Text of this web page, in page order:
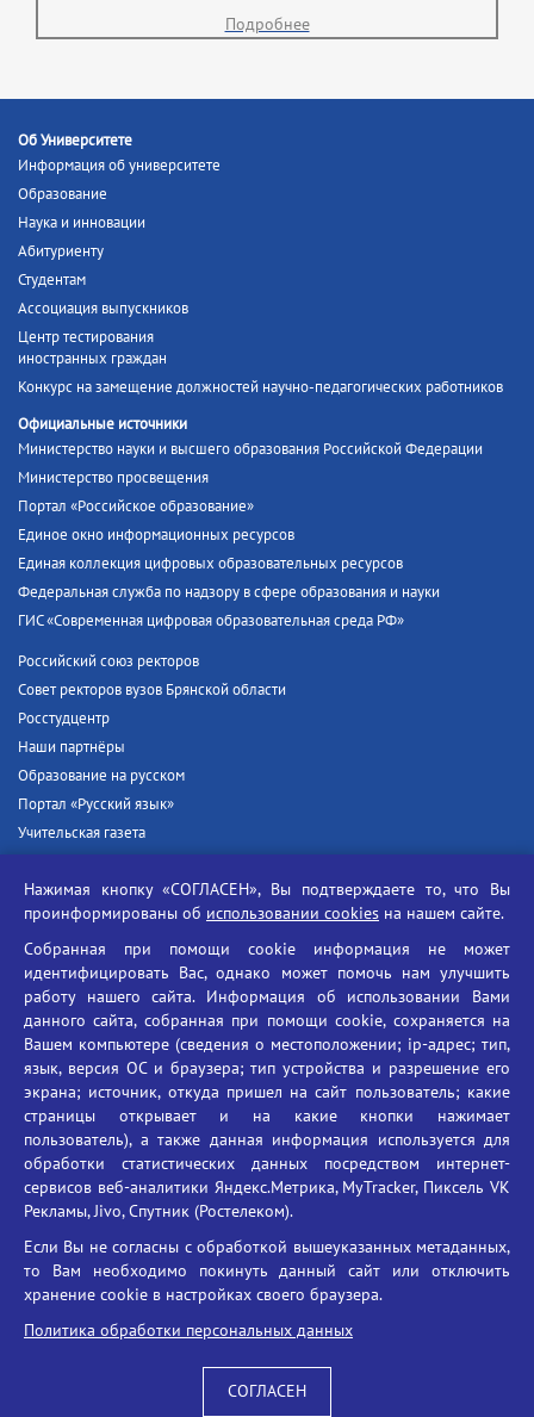
Подробнее
Об Университете
Информация об университете
Образование
Наука и инновации
Абитуриенту
Студентам
Ассоциация выпускников
Центр тестирования
иностранных граждан
Конкурс на замещение должностей научно-педагогических работников
Официальные источники
Министерство науки и высшего образования Российской Федерации
Министерство просвещения
Портал «Российское образование»
Единое окно информационных ресурсов
Единая коллекция цифровых образовательных ресурсов
Федеральная служба по надзору в сфере образования и науки
ГИС «Современная цифровая образовательная среда РФ»
Российский союз ректоров
Совет ректоров вузов Брянской области
Росстудцентр
Наши партнёры
Образование на русском
Портал «Русский язык»
Учительская газета
Единый портал государственных услуг
Противодействие угрозам информационной безопасности
Социальные ролики - Генеральная прокуратура РФ
Противодействие коррупции
БГУ против наркотиков
Брянский государственный университет
имени академика И.Г. Петровского
Время работы: пн-пт 09:00-18:00
E-mail: bryanskgu@mail.ru
Телефон: +7(4832)58-90-85
Вход
Нажимая кнопку «СОГЛАСЕН», Вы подтверждаете то, что Вы
проинформированы об использовании cookies на нашем сайте.
Собранная при помощи cookie информация не может
идентифицировать Вас, однако может помочь нам улучшить
работу нашего сайта. Информация об использовании Вами
данного сайта, собранная при помощи cookie, сохраняется на
Вашем компьютере (сведения о местоположении; ip-адрес; тип,
язык, версия ОС и браузера; тип устройства и разрешение его
экрана; источник, откуда пришел на сайт пользователь; какие
страницы открывает и на какие кнопки нажимает
пользователь), а также данная информация используется для
обработки статистических данных посредством интернет-
сервисов веб-аналитики Яндекс.Метрика, MyTracker, Пиксель VK
Рекламы, Jivo, Спутник (Ростелеком).
Если Вы не согласны с обработкой вышеуказанных метаданных,
то Вам необходимо покинуть данный сайт или отключить
хранение cookie в настройках своего браузера.
Политика обработки персональных данных
СОГЛАСЕН